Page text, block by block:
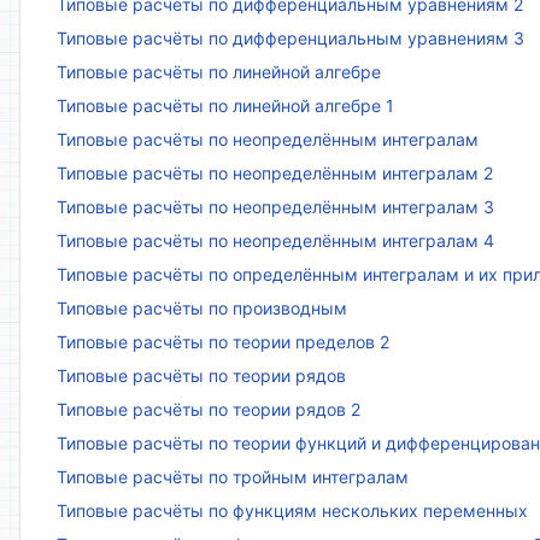
Типовые расчёты по дифференциальным уравнениям 3
Типовые расчёты по линейной алгебре
Типовые расчёты по линейной алгебре 1
Типовые расчёты по неопределённым интегралам
Типовые расчёты по неопределённым интегралам 2
Типовые расчёты по неопределённым интегралам 3
Типовые расчёты по неопределённым интегралам 4
Типовые расчёты по определённым интегралам и их
Типовые расчёты по производным
Типовые расчёты по теории пределов 2
Типовые расчёты по теории рядов
Типовые расчёты по теории рядов 2
Типовые расчёты по теории функций и
Типовые расчёты по тройным интегралам
Типовые расчёты по функциям нескольких переменных